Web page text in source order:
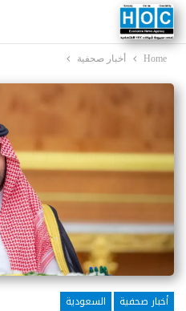
Home أخبار صحفية
أخبار صحفية
السعودية